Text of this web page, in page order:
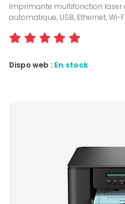
Imprimante multifonction laser
automatique, USB, Ethernet, Wi-
Dispo web : En stock